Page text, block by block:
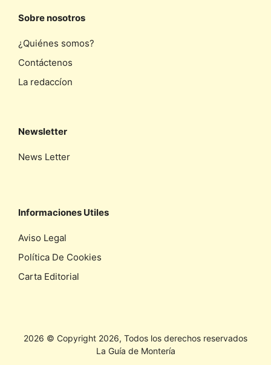
Sobre nosotros
¿Quiénes somos?
Contáctenos
La redaccíon
Newsletter
News Letter
Informaciones Utiles
Aviso Legal
Política De Cookies
Carta Editorial
2026 © Copyright 2026, Todos los derechos reservados
La Guía de Montería